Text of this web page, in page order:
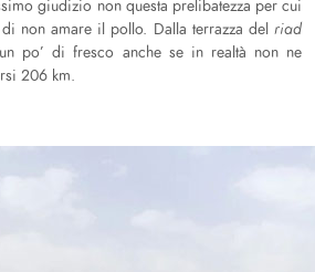
giudizio non questa prelibatezza per cui
non amare il pollo. Dalla terrazza del riad
po’ di fresco anche se in realtà non ne
206 km.